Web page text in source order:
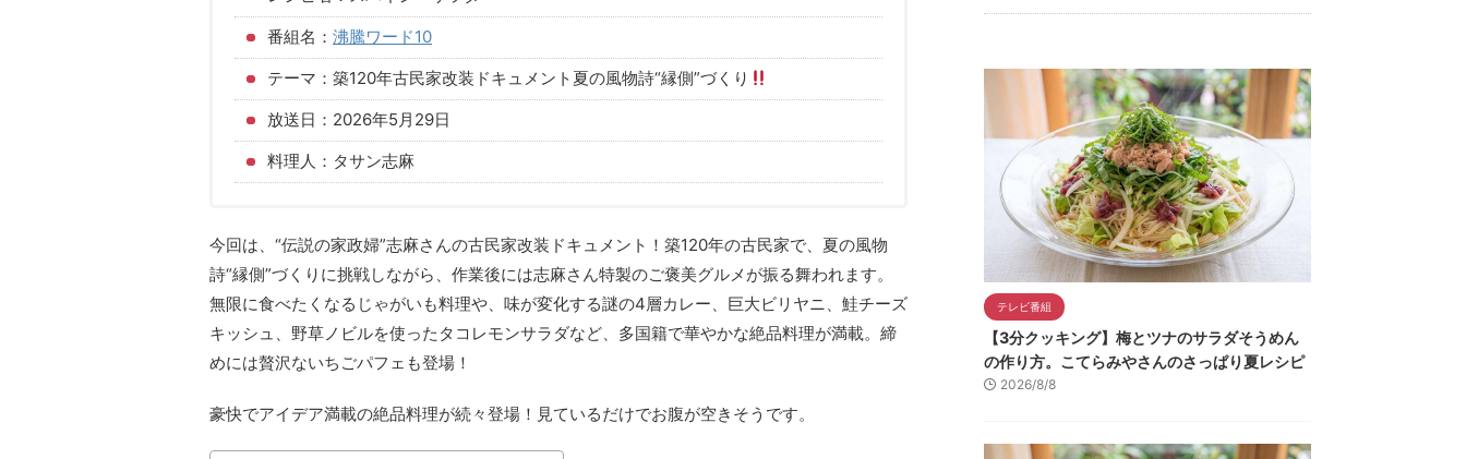
番組名： 沸騰ワード10
テーマ：築120年古民家改装ドキュメント夏の風物詩“縁側”づくり
放送日：2026年5月29日
料理人：タサン志麻
今回は、“伝説の家政婦”志麻さんの古民家改装ドキュメント！築120年の古民家で、夏の風物
詩“縁側”づくりに挑戦しながら、作業後には志麻さん特製のご褒美グルメが振る舞われます。
無限に食べたくなるじゃがいも料理や、味が変化する謎の4層カレー、巨大ビリヤニ、鮭チーズ
キッシュ、野草ノビルを使ったタコレモンサラダなど、多国籍で華やかな絶品料理が満載。締
めには贅沢ないちごパフェも登場！
豪快でアイデア満載の絶品料理が続々登場！見ているだけでお腹が空きそうです。
テレビ番組
【3分クッキング】梅とツナのサラダそうめん
の作り方。こてらみやさんのさっぱり夏レシピ
2026/8/8